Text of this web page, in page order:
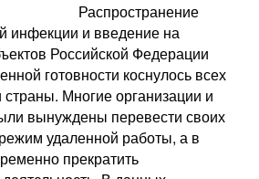
Распространение
инфекции и введение на
Российской Федерации
готовности коснулось всех
страны. Многие организации и
вынуждены перевести своих
удаленной работы, а в
прекратить